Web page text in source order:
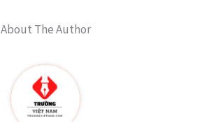
About The Author